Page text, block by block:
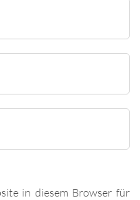
in diesem Browser für